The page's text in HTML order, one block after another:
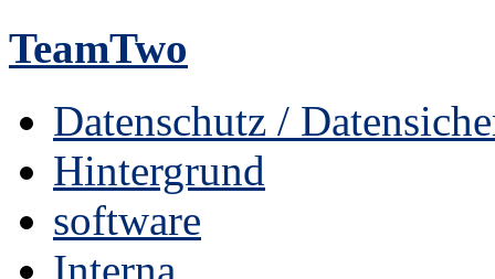
TeamTwo
Datenschutz /
Hintergrund
software
Interna